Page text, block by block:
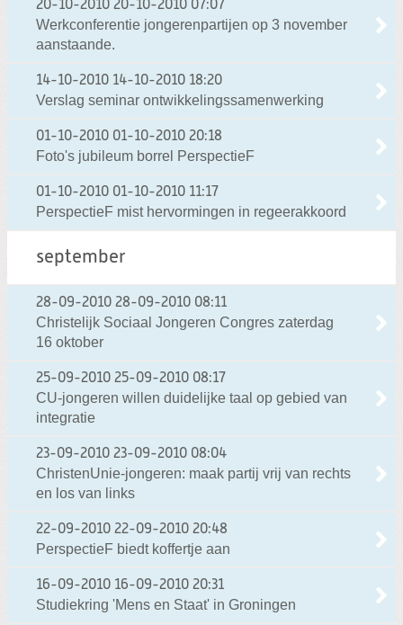
20-10-2010 20-10-2010 07:07
Werkconferentie jongerenpartijen op 3 november
aanstaande.
14-10-2010 14-10-2010 18:20
Verslag seminar ontwikkelingssamenwerking
01-10-2010 01-10-2010 20:18
Foto's jubileum borrel PerspectieF
01-10-2010 01-10-2010 11:17
PerspectieF mist hervormingen in regeerakkoord
september
28-09-2010 28-09-2010 08:11
Christelijk Sociaal Jongeren Congres zaterdag
16 oktober
25-09-2010 25-09-2010 08:17
CU-jongeren willen duidelijke taal op gebied van
integratie
23-09-2010 23-09-2010 08:04
ChristenUnie-jongeren: maak partij vrij van rechts
en los van links
22-09-2010 22-09-2010 20:48
PerspectieF biedt koffertje aan
16-09-2010 16-09-2010 20:31
Studiekring 'Mens en Staat' in Groningen